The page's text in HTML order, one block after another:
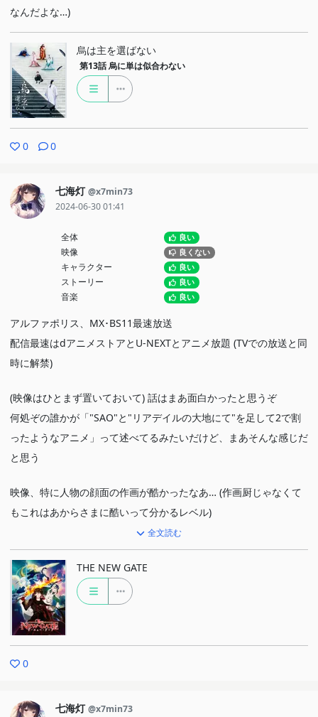
なんだよな…)
烏は主を選ばない
第13話 烏に単は似合わない
0 0
七海灯 @x7min73
2024-06-30 01:41
全体 良い
映像 良くない
キャラクター 良い
ストーリー 良い
音楽 良い
アルファポリス、MX･BS11最速放送
配信最速はdアニメストアとU-NEXTとアニメ放題 (TVでの放送と同
時に解禁)
(映像はひとまず置いておいて) 話はまあ面白かったと思うぞ
何処ぞの誰かが「"SAO"と"リアデイルの大地にて"を足して2で割
ったようなアニメ」って述べてるみたいだけど、まあそんな感じだ
と思う
映像、特に人物の顔面の作画が酷かったなあ… (作画厨じゃなくて
もこれはあからさまに酷いって分かるレベル)
横浜アニメーションラボとしては、こっちをとにかく納期最優先で
取り組んだんだな
(何故このような結果になったのか？制作会社ガチャで外れを引い
てしまった残念な作品)
全文読む
THE NEW GATE
0
七海灯 @x7min73